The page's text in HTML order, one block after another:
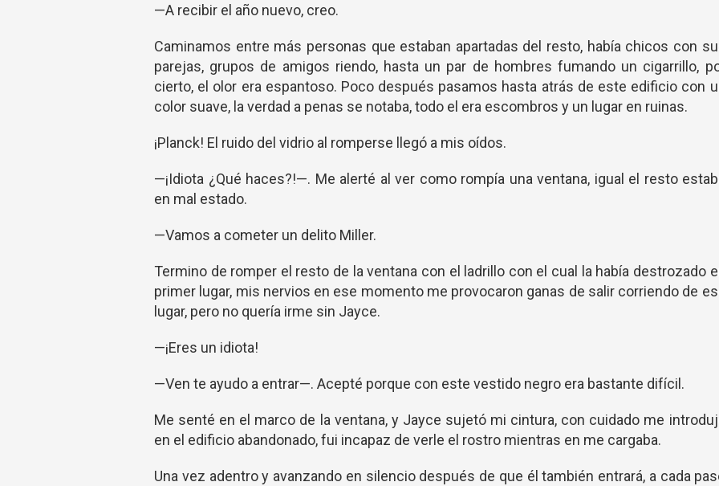
—A recibir el año nuevo, creo.
Caminamos entre más personas que estaban apartadas del resto, había chicos con
parejas, grupos de amigos riendo, hasta un par de hombres fumando un cigarrillo,
cierto, el olor era espantoso. Poco después pasamos hasta atrás de este edificio con
color suave, la verdad a penas se notaba, todo el era escombros y un lugar en ruinas.
¡Planck! El ruido del vidrio al romperse llegó a mis oídos.
—¡Idiota ¿Qué haces?!—. Me alerté al ver como rompía una ventana, igual el resto
en mal estado.
—Vamos a cometer un delito Miller.
Termino de romper el resto de la ventana con el ladrillo con el cual la había destrozado
primer lugar, mis nervios en ese momento me provocaron ganas de salir corriendo de
lugar, pero no quería irme sin Jayce.
—¡Eres un idiota!
—Ven te ayudo a entrar—. Acepté porque con este vestido negro era bastante difícil.
Me senté en el marco de la ventana, y Jayce sujetó mi cintura, con cuidado me
en el edificio abandonado, fui incapaz de verle el rostro mientras en me cargaba.
Una vez adentro y avanzando en silencio después de que él también entrará, a cada